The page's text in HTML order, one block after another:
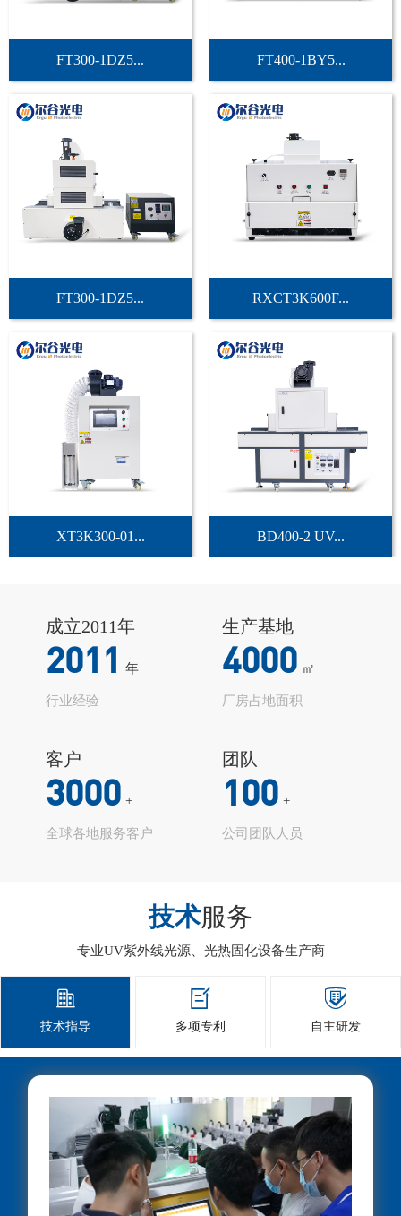
FT300-1DZ5... FT400-1BY5...
FT300-1DZ5... RXCT3K600F...
XT3K300-01... BD400-2 UV...
成立2011年
2011 年
行业经验
生产基地
4000 ㎡
厂房占地面积
客户
3000 +
全球各地服务客户
团队
100 +
公司团队人员
技术服务
专业UV紫外线光源、光热固化设备生产商

技术指导

多项专利

自主研发